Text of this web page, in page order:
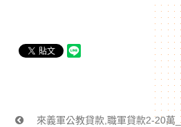
來義軍公教貸款,職軍貸款2-20萬